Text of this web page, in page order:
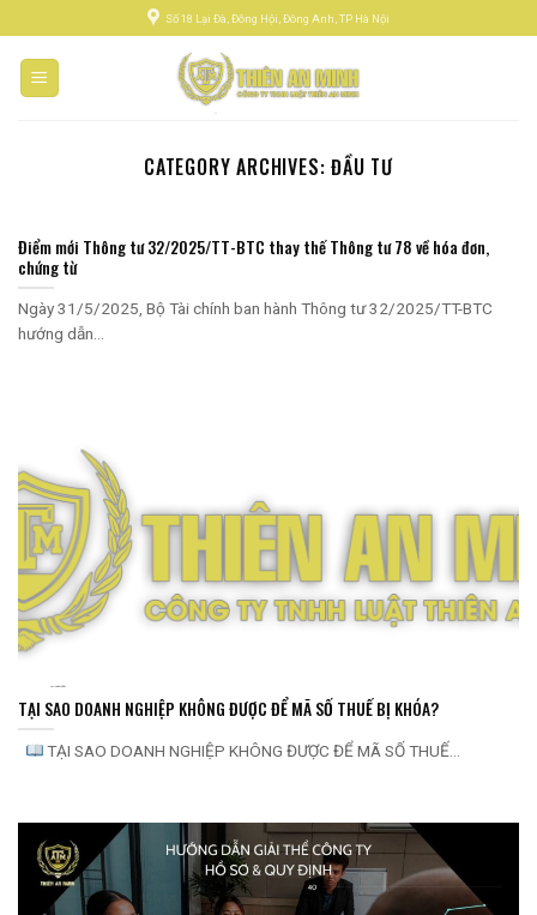
Số 18 Lại Đà, Đông Hội, Đông Anh, TP Hà Nội
CATEGORY ARCHIVES:ĐẦU TƯ
Điểm mới Thông tư 32/2025/TT-BTC thay thế Thông tư 78 về hóa đơn,
chứng từ
Ngày 31/5/2025, Bộ Tài chính ban hành Thông tư 32/2025/TT-BTC
hướng dẫn...
TẠI SAO DOANH NGHIỆP KHÔNG ĐƯỢC ĐỂ MÃ SỐ THUẾ BỊ KHÓA?
TẠI SAO DOANH NGHIỆP KHÔNG ĐƯỢC ĐỂ MÃ SỐ THUẾ...